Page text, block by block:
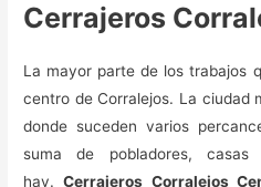
Cerrajeros
La mayor parte de los trabajos
centro de Corralejos. La ciudad
donde suceden varios
suma de pobladores,
hay.Cerrajeros Corralejos